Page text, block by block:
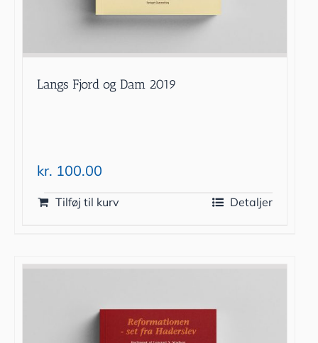
Langs Fjord og Dam 2019
kr. 100.00
Tilføj til kurv Detaljer